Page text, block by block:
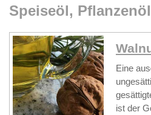
Speiseöl,
Eine
ist der